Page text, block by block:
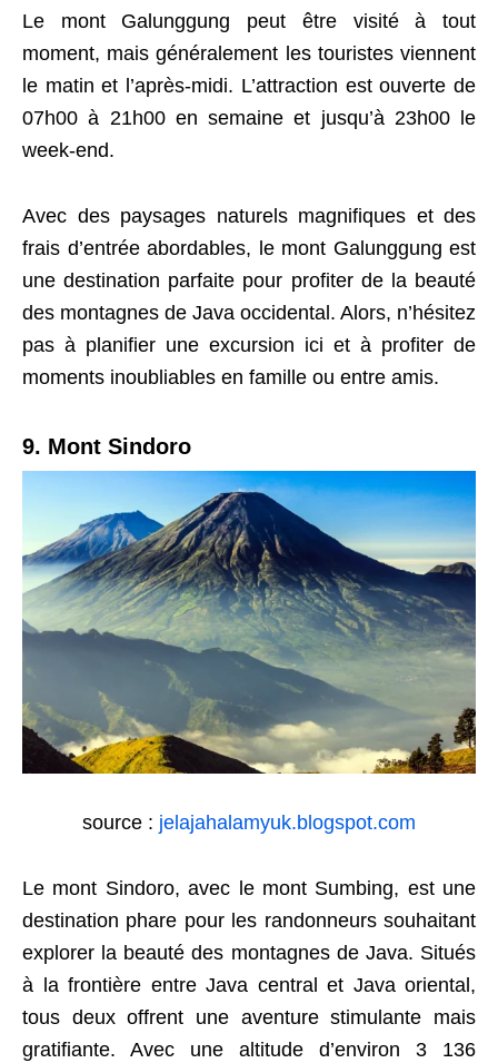
Le mont Galunggung peut être visité à tout
moment, mais généralement les touristes viennent
le matin et l’après-midi. L’attraction est ouverte de
07h00 à 21h00 en semaine et jusqu’à 23h00 le
week-end.
Avec des paysages naturels magnifiques et des
frais d’entrée abordables, le mont Galunggung est
une destination parfaite pour profiter de la beauté
des montagnes de Java occidental. Alors, n’hésitez
pas à planifier une excursion ici et à profiter de
moments inoubliables en famille ou entre amis.
9. Mont Sindoro
source : jelajahalamyuk.blogspot.com
Le mont Sindoro, avec le mont Sumbing, est une
destination phare pour les randonneurs souhaitant
explorer la beauté des montagnes de Java. Situés
à la frontière entre Java central et Java oriental,
tous deux offrent une aventure stimulante mais
gratifiante. Avec une altitude d’environ 3 136